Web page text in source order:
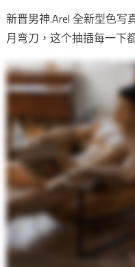
新晋男神.Arel 全新型色写
月弯刀，这个抽插每一下